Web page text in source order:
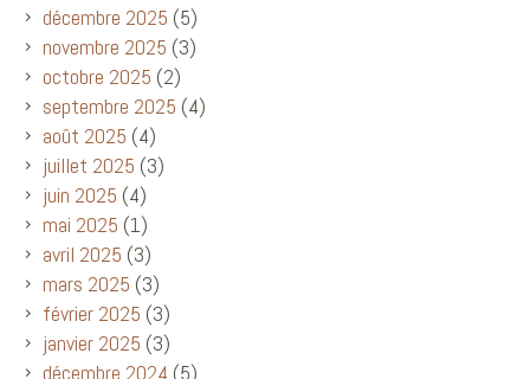
décembre 2025 (5)
novembre 2025 (3)
octobre 2025 (2)
septembre 2025 (4)
août 2025 (4)
juillet 2025 (3)
juin 2025 (4)
mai 2025 (1)
avril 2025 (3)
mars 2025 (3)
février 2025 (3)
janvier 2025 (3)
décembre 2024 (5)